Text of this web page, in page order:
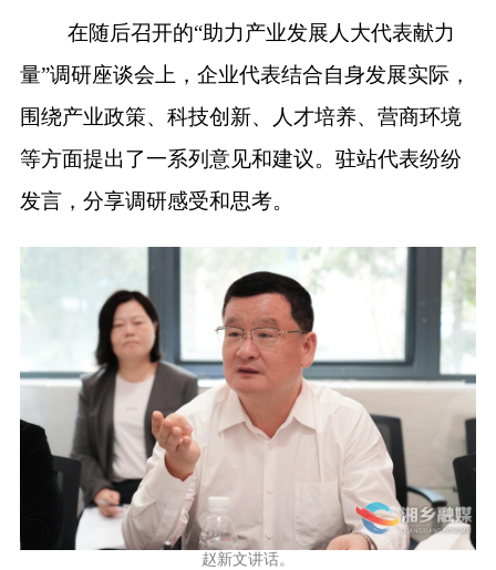
在随后召开的“助力产业发展人大代表献力
量”调研座谈会上，企业代表结合自身发展实际，
围绕产业政策、科技创新、人才培养、营商环境
等方面提出了一系列意见和建议。驻站代表纷纷
发言，分享调研感受和思考。
赵新文讲话。